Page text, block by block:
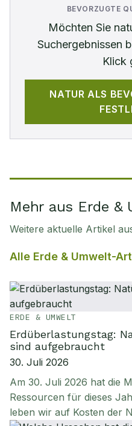
BEVORZUGTE
Möchten Sie
Suchergebnissen
Klick
NATUR ALS
Mehr aus Erde &
Weitere aktuelle Artikel
Alle Erde & Umwelt-
ERDE & UMWELT
Erdüberlastungstag:
sind aufgebraucht
30. Juli 2026
Am 30. Juli 2026 hat die
Ressourcen für dieses
leben wir auf Kosten der